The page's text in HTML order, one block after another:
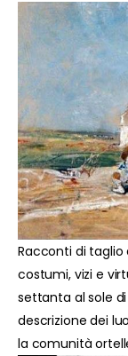
Racconti di
costumi, vizi e
settanta al sole
descrizione dei
la comunità